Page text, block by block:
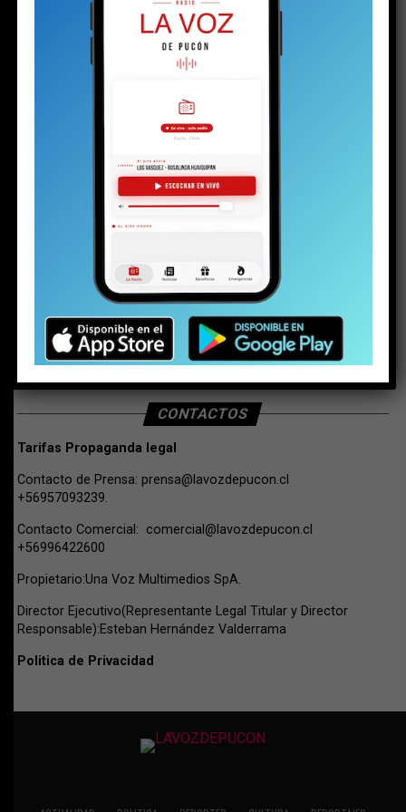
BUSCAR
CONTACTOS
Tarifas Propaganda legal
Contacto de Prensa: prensa@lavozdepucon.cl
+56957093239.
Contacto Comercial: comercial@lavozdepucon.cl
+56996422600
Propietario:Una Voz Multimedios SpA.
Director Ejecutivo(Representante Legal Titular y Director
Responsable):Esteban Hernández Valderrama
Politica de Privacidad